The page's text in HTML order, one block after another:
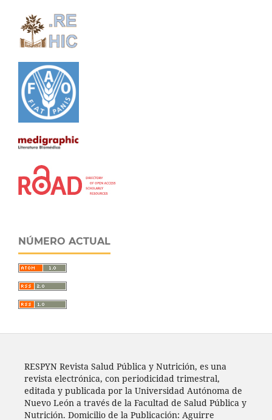
NÚMERO ACTUAL
RESPYN Revista Salud Pública y Nutrición, es una
revista electrónica, con periodicidad trimestral,
editada y publicada por la Universidad Autónoma de
Nuevo León a través de la Facultad de Salud Pública y
Nutrición. Domicilio de la Publicación: Aguirre